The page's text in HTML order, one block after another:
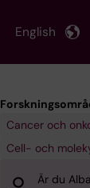
English
Cancer och
Cell- och
Är du